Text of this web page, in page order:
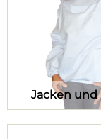
Jacken und